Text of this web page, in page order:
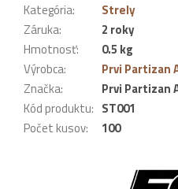
Kategória:
Strely
Záruka:
2 roky
Hmotnosť:
0.5 kg
Výrobca:
Prvi Partizan
Značka:
Prvi Partizan
Kód produktu: ST001
Počet kusov: 100